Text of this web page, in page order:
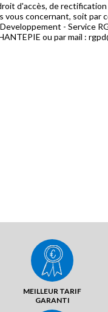
d'accès, de
vous concernant, soit par
- Service
ou par mail :
MEILLEUR TARIF
GARANTI